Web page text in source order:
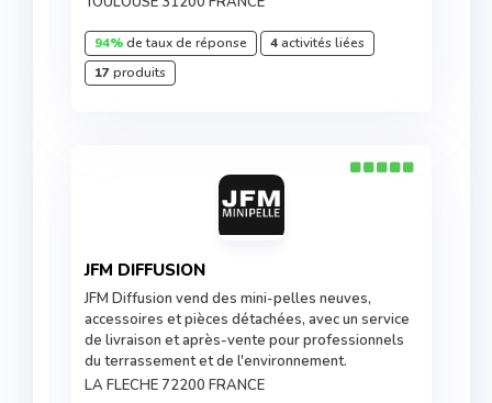
94%de taux de réponse 4activités liées
17produits
JFM DIFFUSION
JFM Diffusion vend des mini-pelles neuves,
accessoires et pièces détachées, avec un service
de livraison et après-vente pour professionnels
du terrassement et de l'environnement.
LA FLECHE 72200 FRANCE